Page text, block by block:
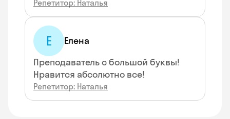
Репетитор: Наталья
Е
Елена
Преподаватель с большой буквы!
Нравится абсолютно все!
Репетитор: Наталья